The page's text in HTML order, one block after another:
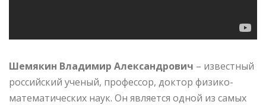
Шемякин Владимир Александрович – известный
российский ученый, профессор, доктор физико-
математических наук. Он является одной из самых